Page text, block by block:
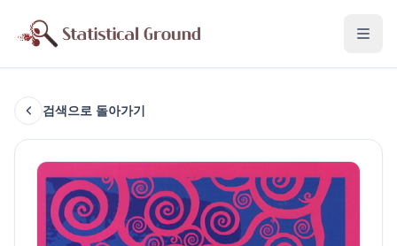
검색으로 돌아가기